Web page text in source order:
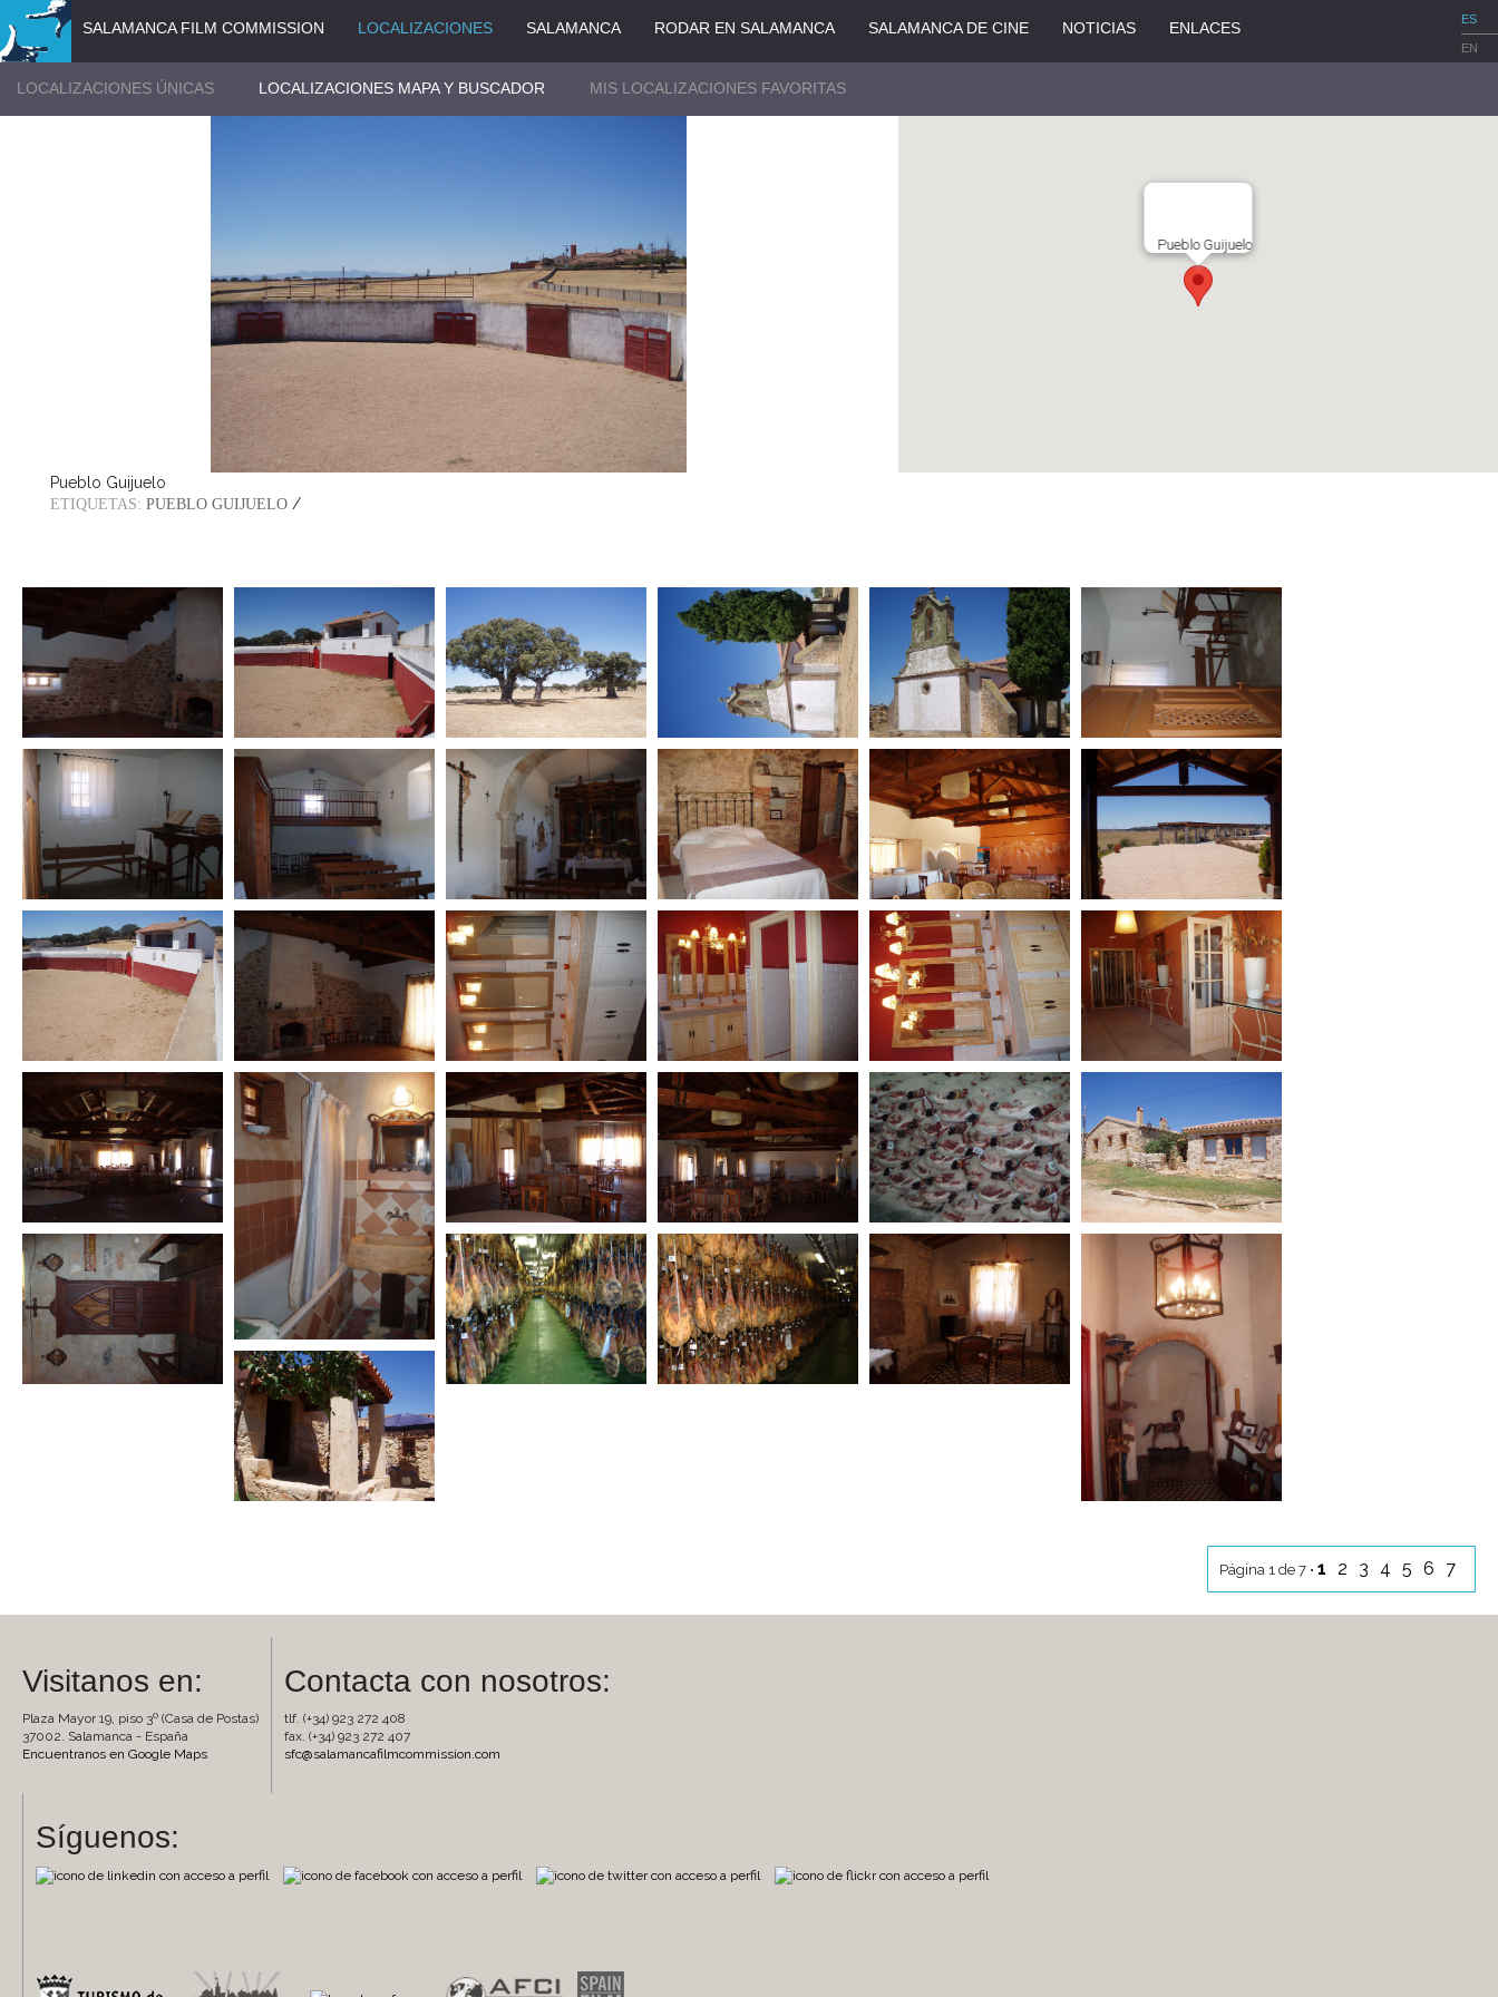
ES
EN
SALAMANCA FILM COMMISSION LOCALIZACIONES SALAMANCA RODAR EN SALAMANCA SALAMANCA DE CINE NOTICIAS ENLACES
LOCALIZACIONES ÚNICAS LOCALIZACIONES MAPA Y BUSCADOR MIS LOCALIZACIONES FAVORITAS
Pueblo Guijuelo
Pueblo Guijuelo
ETIQUETAS: PUEBLO GUIJUELO /
Página 1 de 7 • 1 2 3 4 5 6 7
Visitanos en:
Plaza Mayor 19, piso 3º (Casa de Postas)
37002. Salamanca - España
Encuentranos en Google Maps
Contacta con nosotros:
tlf. (+34) 923 272 408
fax. (+34) 923 272 407
sfc@salamancafilmcommission.com
Síguenos: